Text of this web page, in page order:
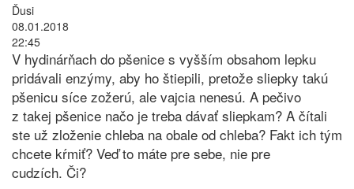
Ďusi
08.01.2018
22:45
V hydinárňach do pšenice s vyšším obsahom lepku
pridávali enzýmy, aby ho štiepili, pretože sliepky takú
pšenicu síce zožerú, ale vajcia nenesú. A pečivo
z takej pšenice načo je treba dávať sliepkam? A čítali
ste už zloženie chleba na obale od chleba? Fakt ich tým
chcete kŕmiť? Veď to máte pre sebe, nie pre
cudzích. Či?